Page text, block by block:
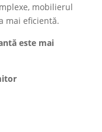
mobilierul
mai eficientă.
este mai